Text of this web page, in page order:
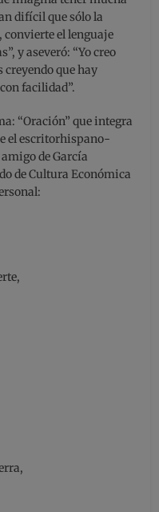
difícil que sólo la
convierte el lenguaje
y aseveró: “Yo creo
creyendo que hay
facilidad”.
“Oración” que integra
el escritorhispano-
de García
de Cultura Económica